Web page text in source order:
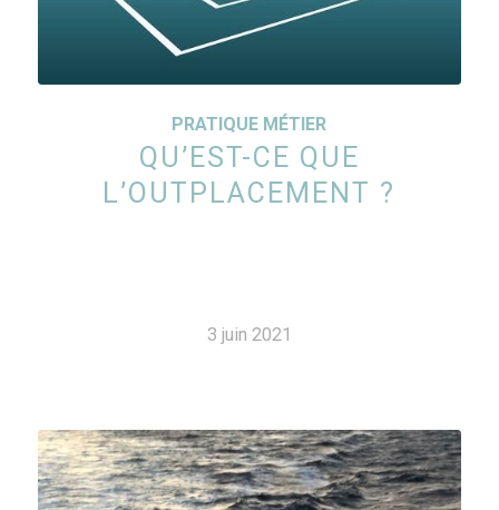
PRATIQUE MÉTIER
QU’EST-CE QUE
L’OUTPLACEMENT ?
3 juin 2021